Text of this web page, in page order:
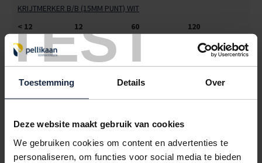
TEST
Toestemming Details Over
Deze website maakt gebruik van cookies
We gebruiken cookies om content en advertenties te
personaliseren, om functies voor social media te bieden
KRIJTMERKER B/B (15MM PUNT) WIT
< 12
12 60
120
€5,95
4505326 €0,00
KRIJTMERKER B/B (15MM PUNT) GEEL
€6,60
€5,95
4505327 €0,00